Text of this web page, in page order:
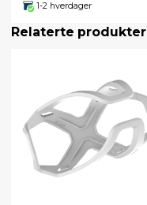
1-2 hverdager
Relaterte produkter